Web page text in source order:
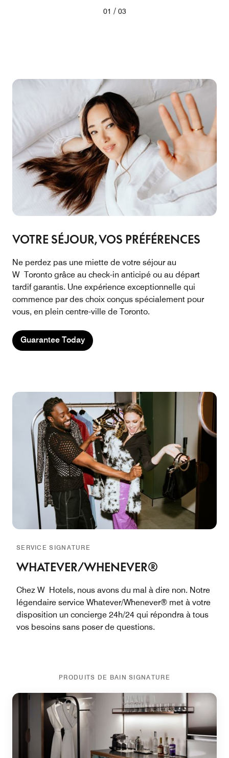
01 / 03
VOTRE SÉJOUR, VOS PRÉFÉRENCES
Ne perdez pas une miette de votre séjour au
W Toronto grâce au check-in anticipé ou au départ
tardif garantis. Une expérience exceptionnelle qui
commence par des choix conçus spécialement pour
vous, en plein centre-ville de Toronto.
Guarantee Today
SERVICE SIGNATURE
WHATEVER/WHENEVER®
Chez W Hotels, nous avons du mal à dire non. Notre
légendaire service Whatever/Whenever® met à votre
disposition un concierge 24h/24 qui répondra à tous
vos besoins sans poser de questions.
PRODUITS DE BAIN SIGNATURE